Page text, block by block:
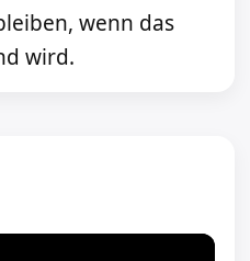
wenn das
wird.